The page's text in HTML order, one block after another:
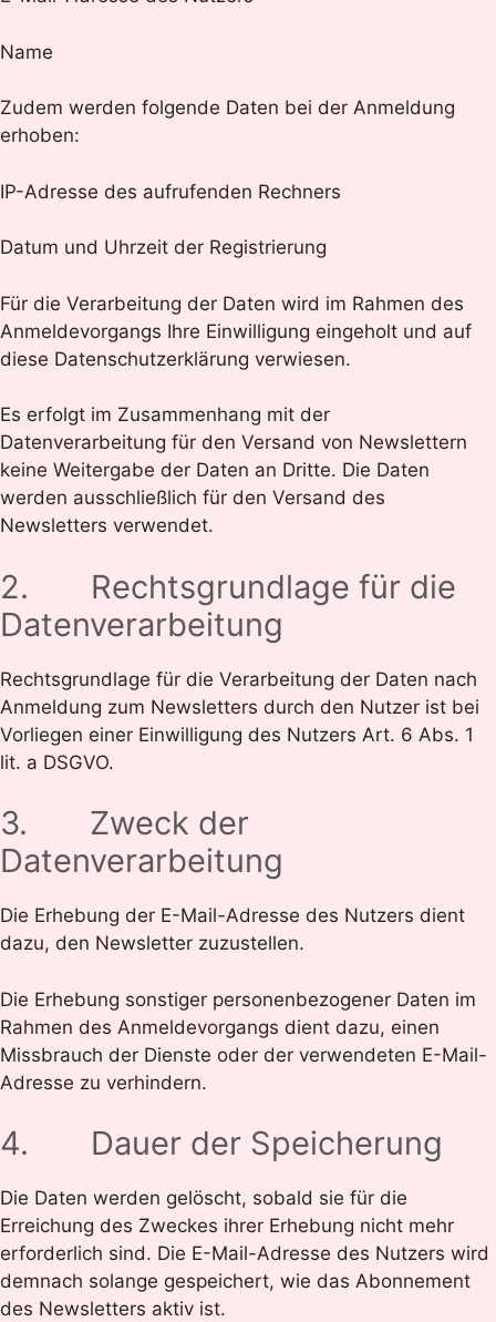
Name
Zudem werden folgende Daten bei der Anmeldung
erhoben:
IP-Adresse des aufrufenden Rechners
Datum und Uhrzeit der Registrierung
Für die Verarbeitung der Daten wird im Rahmen des
Anmeldevorgangs Ihre Einwilligung eingeholt und auf
diese Datenschutzerklärung verwiesen.
Es erfolgt im Zusammenhang mit der
Datenverarbeitung für den Versand von Newslettern
keine Weitergabe der Daten an Dritte. Die Daten
werden ausschließlich für den Versand des
Newsletters verwendet.
2. Rechtsgrundlage für die
Datenverarbeitung
Rechtsgrundlage für die Verarbeitung der Daten nach
Anmeldung zum Newsletters durch den Nutzer ist bei
Vorliegen einer Einwilligung des Nutzers Art. 6 Abs. 1
lit. a DSGVO.
3. Zweck der
Datenverarbeitung
Die Erhebung der E-Mail-Adresse des Nutzers dient
dazu, den Newsletter zuzustellen.
Die Erhebung sonstiger personenbezogener Daten im
Rahmen des Anmeldevorgangs dient dazu, einen
Missbrauch der Dienste oder der verwendeten E-Mail-
Adresse zu verhindern.
4. Dauer der Speicherung
Die Daten werden gelöscht, sobald sie für die
Erreichung des Zweckes ihrer Erhebung nicht mehr
erforderlich sind. Die E-Mail-Adresse des Nutzers wird
demnach solange gespeichert, wie das Abonnement
des Newsletters aktiv ist.